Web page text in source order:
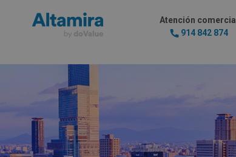
Atención comercial
914 842 874